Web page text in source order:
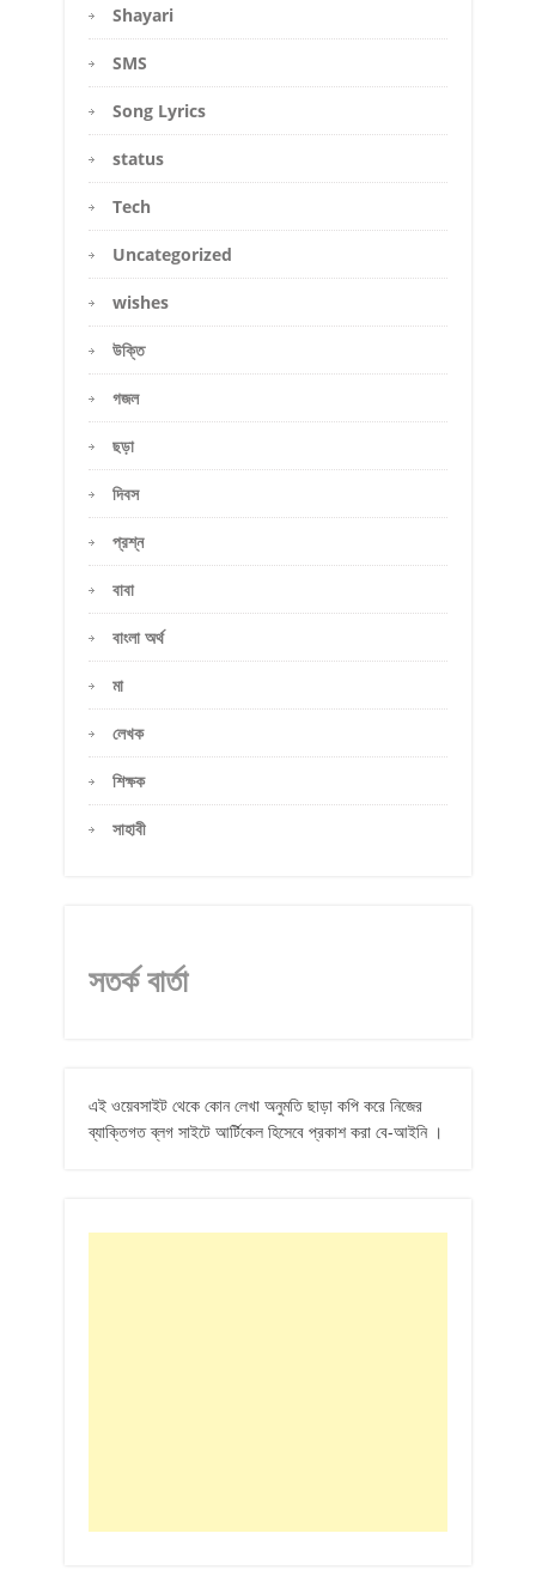
Shayari
SMS
Song Lyrics
status
Tech
Uncategorized
wishes
উক্তি
গজল
ছড়া
দিবস
প্রশ্ন
বাবা
বাংলা অর্থ
মা
লেখক
শিক্ষক
সাহাবী
সতর্ক বার্তা
এই ওয়েবসাইট থেকে কোন লেখা অনুমতি ছাড়া কপি করে নিজের
ব্যাক্তিগত ব্লগ সাইটে আর্টিকেল হিসেবে প্রকাশ করা বে-আইনি ।